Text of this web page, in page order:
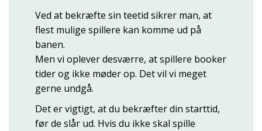
Ved at bekræfte sin teetid sikrer man, at
flest mulige spillere kan komme ud på
banen.
Men vi oplever desværre, at spillere booker
tider og ikke møder op. Det vil vi meget
gerne undgå.
Det er vigtigt, at du bekræfter din starttid,
før de slår ud. Hvis du ikke skal spille